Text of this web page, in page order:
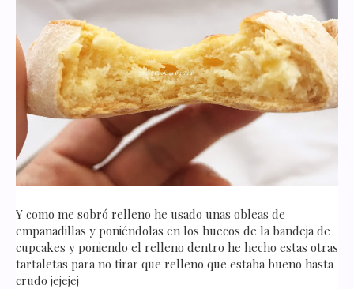
Y como me sobró relleno he usado unas obleas de
empanadillas y poniéndolas en los huecos de la bandeja de
cupcakes y poniendo el relleno dentro he hecho estas otras
tartaletas para no tirar que relleno que estaba bueno hasta
crudo jejejej